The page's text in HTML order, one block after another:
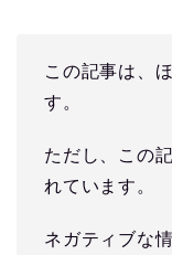
この記事は、
す。
ただし、この
れています。
ネガティブな